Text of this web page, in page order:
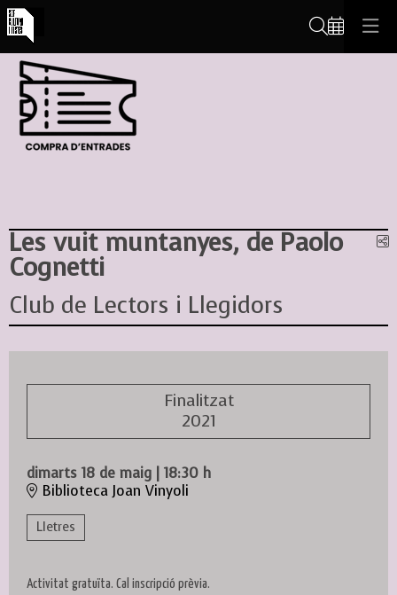
Les vuit muntanyes, de Paolo
Cognetti
Club de Lectors i Llegidors
Finalitzat
2021
dimarts 18 de maig | 18:30 h
Biblioteca Joan Vinyoli
Lletres
Activitat gratuïta. Cal inscripció prèvia.